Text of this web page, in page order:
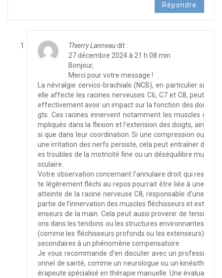
Répondre
Thierry Lanneaudit :
27 décembre 2024 à 21 h 08 min
Bonjour,
Merci pour votre message !
La névralgie cervico-brachiale (NCB), en particulier si
elle affecte les racines nerveuses C6, C7 et C8, peut
effectivement avoir un impact sur la fonction des doi
gts. Ces racines innervent notamment les muscles i
mpliqués dans la flexion et l’extension des doigts, ain
si que dans leur coordination. Si une compression ou
une irritation des nerfs persiste, cela peut entraîner d
es troubles de la motricité fine ou un déséquilibre mu
sculaire.
Votre observation concernant l’annulaire droit qui res
te légèrement fléchi au repos pourrait être liée à une
atteinte de la racine nerveuse C8, responsable d’une
partie de l’innervation des muscles fléchisseurs et ext
enseurs de la main. Cela peut aussi provenir de tensi
ons dans les tendons ou les structures environnantes
(comme les fléchisseurs profonds ou les extenseurs)
secondaires à un phénomène compensatoire.
Je vous recommande d’en discuter avec un professi
onnel de santé, comme un neurologue ou un kinésith
érapeute spécialisé en thérapie manuelle. Une évalua